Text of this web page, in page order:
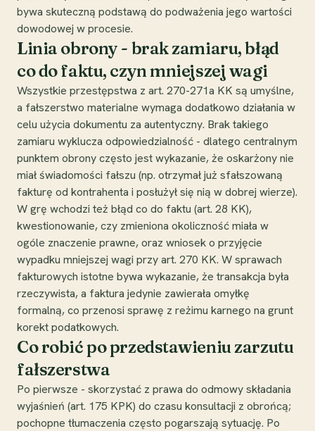
bywa skuteczną podstawą do podważenia jego wartości
dowodowej w procesie.
Linia obrony - brak zamiaru, błąd
co do faktu, czyn mniejszej wagi
Wszystkie przestępstwa z art. 270-271a KK są umyślne,
a fałszerstwo materialne wymaga dodatkowo działania w
celu użycia dokumentu za autentyczny. Brak takiego
zamiaru wyklucza odpowiedzialność - dlatego centralnym
punktem obrony często jest wykazanie, że oskarżony nie
miał świadomości fałszu (np. otrzymał już sfałszowaną
fakturę od kontrahenta i posłużył się nią w dobrej wierze).
W grę wchodzi też błąd co do faktu (art. 28 KK),
kwestionowanie, czy zmieniona okoliczność miała w
ogóle znaczenie prawne, oraz wniosek o przyjęcie
wypadku mniejszej wagi przy art. 270 KK. W sprawach
fakturowych istotne bywa wykazanie, że transakcja była
rzeczywista, a faktura jedynie zawierała omyłkę
formalną, co przenosi sprawę z reżimu karnego na grunt
korekt podatkowych.
Co robić po przedstawieniu zarzutu
fałszerstwa
Po pierwsze - skorzystać z prawa do odmowy składania
wyjaśnień (art. 175 KPK) do czasu konsultacji z obrońcą;
pochopne tłumaczenia często pogarszają sytuację. Po